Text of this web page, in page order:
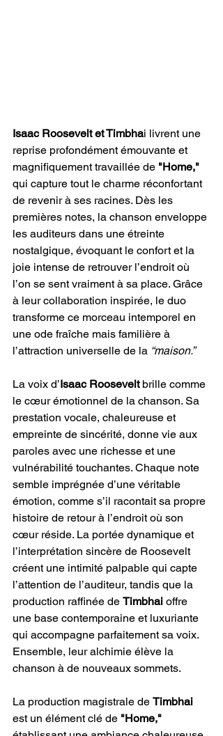
Isaac Roosevelt et Timbhai livrent une
reprise profondément émouvante et
magnifiquement travaillée de "Home,"
qui capture tout le charme réconfortant
de revenir à ses racines. Dès les
premières notes, la chanson enveloppe
les auditeurs dans une étreinte
nostalgique, évoquant le confort et la
joie intense de retrouver l’endroit où
l’on se sent vraiment à sa place. Grâce
à leur collaboration inspirée, le duo
transforme ce morceau intemporel en
une ode fraîche mais familière à
l’attraction universelle de la “maison.”
La voix d’Isaac Roosevelt brille comme
le cœur émotionnel de la chanson. Sa
prestation vocale, chaleureuse et
empreinte de sincérité, donne vie aux
paroles avec une richesse et une
vulnérabilité touchantes. Chaque note
semble imprégnée d’une véritable
émotion, comme s’il racontait sa propre
histoire de retour à l’endroit où son
cœur réside. La portée dynamique et
l’interprétation sincère de Roosevelt
créent une intimité palpable qui capte
l’attention de l’auditeur, tandis que la
production raffinée de Timbhai offre
une base contemporaine et luxuriante
qui accompagne parfaitement sa voix.
Ensemble, leur alchimie élève la
chanson à de nouveaux sommets.
La production magistrale de Timbhai
est un élément clé de "Home,"